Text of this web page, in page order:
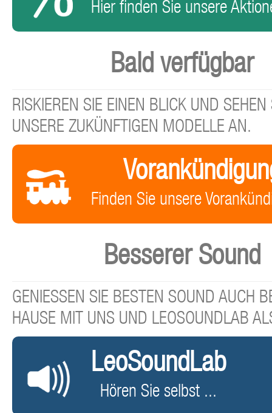
Hier finden Sie unsere
Bald verfügbar
RISKIEREN SIE EINEN BLICK UND SEHEN
UNSERE ZUKÜNFTIGEN MODELLE AN.
Finden Sie unsere
Besserer Sound
GENIESSEN SIE BESTEN SOUND AUCH
HAUSE MIT UNS UND LEOSOUNDLAB
LeoSoundLab
Hören Sie selbst ...